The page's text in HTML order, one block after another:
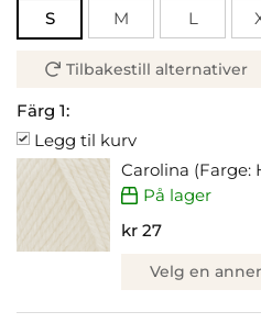
S
M L
Tilbakestill alternativer
Färg 1:
Legg til kurv
Carolina (Farge:
På lager
kr 27
Velg en